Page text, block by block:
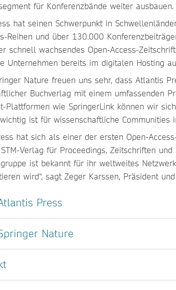
für Konferenzbände weiter
hat seinen Schwerpunkt in
Reihen und über 130.000
schnell wachsendes Open-Access-
Unternehmen bereits im digitalen Hosting
Nature freuen uns sehr, dass Atlantis
Buchverlag mit einem umfassenden
Plattformen wie SpringerLink können wir
ist für wissenschaftliche Communities
hat sich als einer der ersten Open-
Verlag für Proceedings, Zeitschriften
ist bekannt für ihr weltweites
wird“, sagt Zeger Karssen, Präsident
Press
Nature